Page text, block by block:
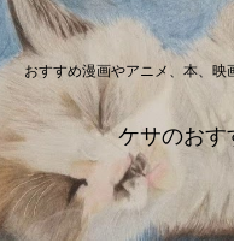
おすすめ漫画やアニメ、本、映
ケサのおす